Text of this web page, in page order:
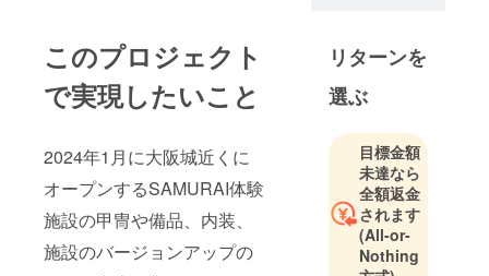
このプロジェクト
で実現したいこと
2024年1月に大阪城近くに
オープンするSAMURAI体験
施設の甲冑や備品、内装、
施設のバージョンアップの
フォーマン
ス書道・武
家茶道の日
化体験して
いただけま
す。
外国人が抱
く SAMURAI
や BUSHIDO
リターンを
選ぶ
目標金額
未達なら
全額返金
されます
(All-or-
Nothing